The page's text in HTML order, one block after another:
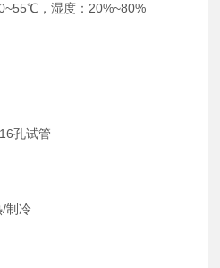
，湿度：20%~80%
孔试管
/制冷